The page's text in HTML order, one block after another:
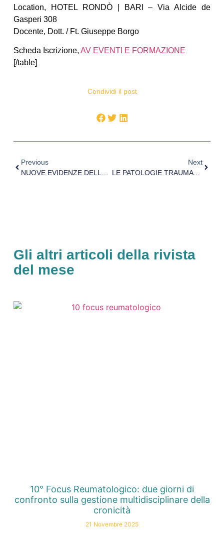
Location, HOTEL RONDÒ | BARI – Via Alcide de
Gasperi 308
Docente, Dott. / Ft. Giuseppe Borgo
Scheda Iscrizione, AV EVENTI E FORMAZIONE
[/table]
Condividi il post
Previous
Next
LE PATOLOGIE TRAUMATICHE E DEGENERATIVE DELLA SPALLA
Gli altri articoli della rivista
del mese
10° Focus Reumatologico: due giorni di
confronto sulla gestione multidisciplinare della
cronicità
21 Novembre 2025